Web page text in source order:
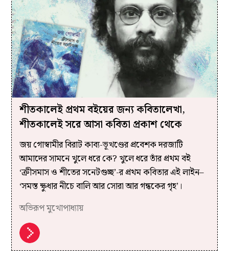
শীতকালেই প্রথম বইয়ের জন্য কবিতালেখা,
শীতকালেই সরে আসা কবিতা প্রকাশ থেকে
জয় গোস্বামীর বিরাট কাব্য-ভূখণ্ডের প্রবেশক দরজাটি
আমাদের সামনে খুলে ধরে কে? খুলে ধরে তাঁর প্রথম বই
‘ক্রীসমাস ও শীতের সনেটগুচ্ছ’-র প্রথম কবিতার এই লাইন–
‘সমস্ত ক্ষুধার নীচে বালি আর সোরা আর গন্ধকের গৃহ’।
অভিরূপ মুখোপাধ্যায়